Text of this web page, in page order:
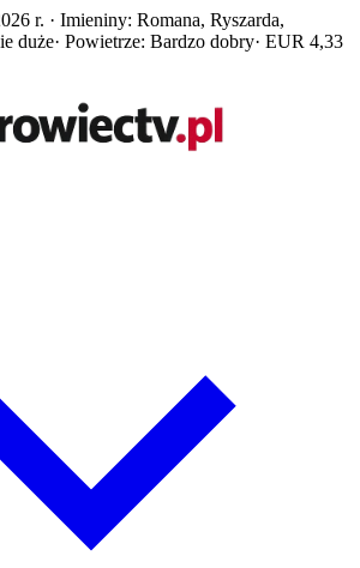
r. · Imieniny: Romana, Ryszarda,
duże· Powietrze: Bardzo dobry· EUR 4,33